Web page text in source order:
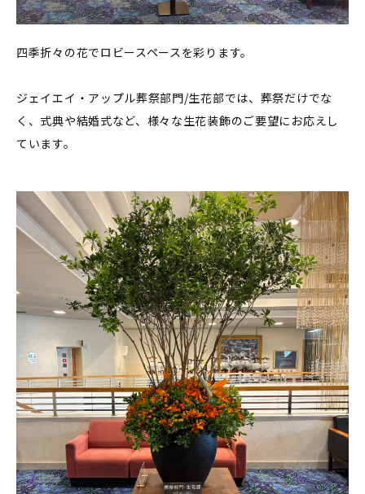
四季折々の花でロビースペースを彩ります。
ジェイエイ・アップル葬祭部門/生花部では、葬祭だけでな
く、式典や結婚式など、様々な生花装飾のご要望にお応えし
ています。